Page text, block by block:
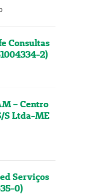
Consultas
2)
– Centro
S Ltda-ME
Serviços
0)